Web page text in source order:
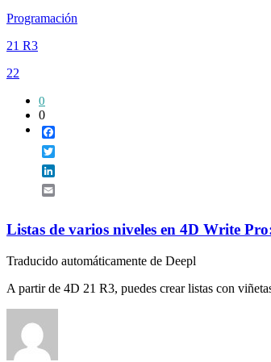
Programación
21 R3
22
0
0
Listas de varios niveles en 4D Write
Traducido automáticamente de Deepl
A partir de 4D 21 R3, puedes crear listas con